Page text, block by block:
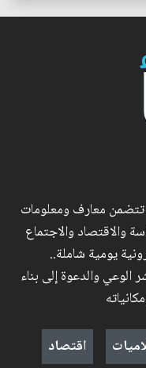
معارف ومعلومات
والاقتصاد والاجتماع
يومية شاملة..
والدعوة إلى بناء
اقتصاد